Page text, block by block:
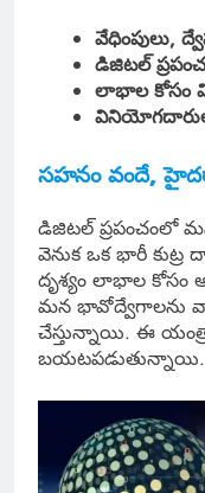
వేధింపులు,
డిజిటల్
లాభాల కోసం
సహనం వందే,
డిజిటల్
వెనుక ఒక భారీ కుట్ర
దృశ్యం లాభాల కోసం
మన భావోద్వేగాలను
చేస్తున్నాయి. ఈ
బయటపడుతున్నాయి.